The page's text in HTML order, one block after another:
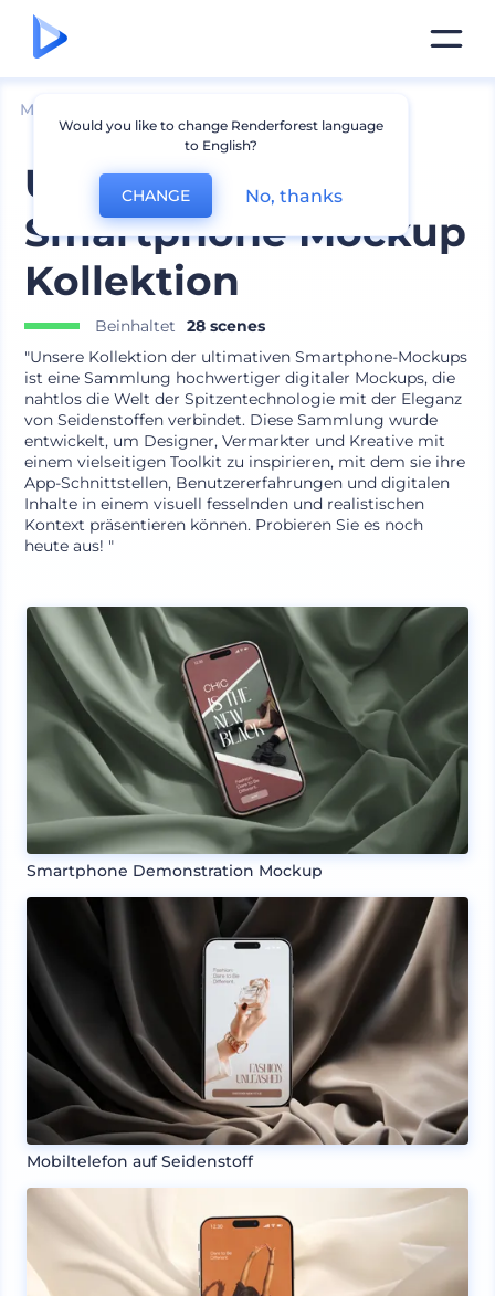
Mockups
Ultimative
Smartphone Mockup
Kollektion
Beinhaltet
28 scenes
"Unsere Kollektion der ultimativen Smartphone-Mockups
ist eine Sammlung hochwertiger digitaler Mockups, die
nahtlos die Welt der Spitzentechnologie mit der Eleganz
von Seidenstoffen verbindet. Diese Sammlung wurde
entwickelt, um Designer, Vermarkter und Kreative mit
einem vielseitigen Toolkit zu inspirieren, mit dem sie ihre
App-Schnittstellen, Benutzererfahrungen und digitalen
Inhalte in einem visuell fesselnden und realistischen
Kontext präsentieren können. Probieren Sie es noch
heute aus! "
Smartphone Demonstration Mockup
Mobiltelefon auf Seidenstoff
Would you like to change Renderforest language
to English?
CHANGE No, thanks